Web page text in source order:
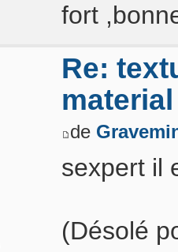
fort
Re:
de
sexpert il
(Désolé